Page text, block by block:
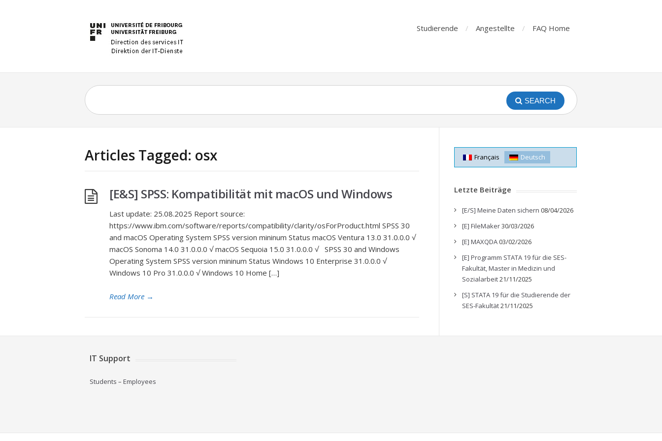
Studierende Angestellte FAQ Home
SEARCH
Articles Tagged: osx
[E&S] SPSS: Kompatibilität mit macOS und Windows
Last update: 25.08.2025 Report source:
https://www.ibm.com/software/reports/compatibility/clarity/osForProduct.html SPSS 30
and macOS Operating System SPSS version mininum Status macOS Ventura 13.0 31.0.0.0 √
macOS Sonoma 14.0 31.0.0.0 √ macOS Sequoia 15.0 31.0.0.0 √ SPSS 30 and Windows
Operating System SPSS version mininum Status Windows 10 Enterprise 31.0.0.0 √
Windows 10 Pro 31.0.0.0 √ Windows 10 Home […]
Read More →
Français Deutsch
Letzte Beiträge
[E/S] Meine Daten sichern 08/04/2026
[E] FileMaker30/03/2026
[E] MAXQDA03/02/2026
[E] Programm STATA 19 für die SES-
Fakultät, Master in Medizin und
Sozialarbeit21/11/2025
[S] STATA 19 für die Studierende der
SES-Fakultät21/11/2025
IT Support
Students – Employees